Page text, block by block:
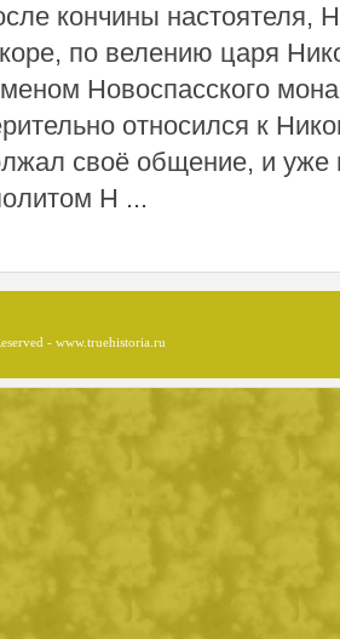
кончины настоятеля,
по велению царя
Новоспасского
относился к
своё общение, и уже
Н ...
- www.truehistoria.ru